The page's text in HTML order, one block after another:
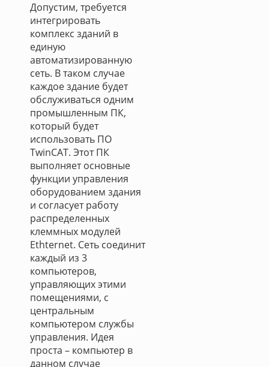
Допустим, требуется
интегрировать
комплекс зданий в
единую
автоматизированную
сеть. В таком случае
каждое здание будет
обслуживаться одним
промышленным ПК,
который будет
использовать ПО
TwinCAT. Этот ПК
выполняет основные
функции управления
оборудованием здания
и согласует работу
распределенных
клеммных модулей
Ethternet. Сеть соединит
каждый из 3
компьютеров,
управляющих этими
помещениями, с
центральным
компьютером службы
управления. Идея
проста – компьютер в
данном случае